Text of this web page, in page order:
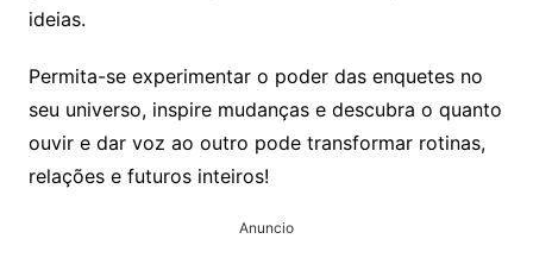
ideias.
Permita-se experimentar o poder das enquetes no
seu universo, inspire mudanças e descubra o quanto
ouvir e dar voz ao outro pode transformar rotinas,
relações e futuros inteiros!
Anuncio